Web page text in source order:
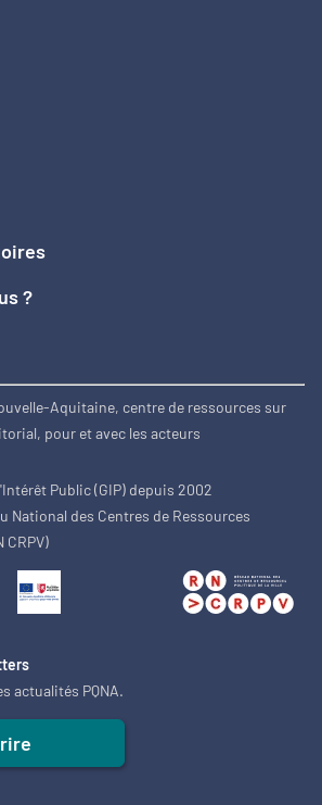
?
Aquitaine, centre de ressources sur
pour et avec les acteurs
Public (GIP) depuis 2002
National des Centres de Ressources
CRPV)
actualités PQNA.